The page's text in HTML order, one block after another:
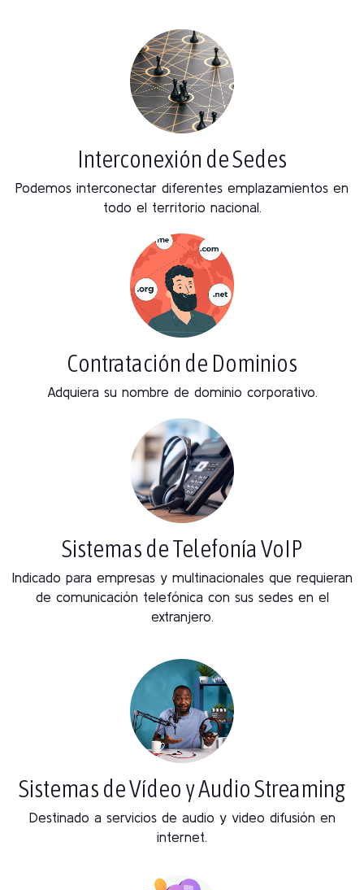
Interconexión de Sedes
Podemos interconectar diferentes emplazamientos en
todo el territorio nacional.
Contratación de Dominios
Adquiera su nombre de dominio corporativo.
Sistemas de Telefonía VoIP
Indicado para empresas y multinacionales que requieran
de comunicación telefónica con sus sedes en el
extranjero.
Sistemas de Vídeo y Audio Streaming
Destinado a servicios de audio y video difusión en
internet.